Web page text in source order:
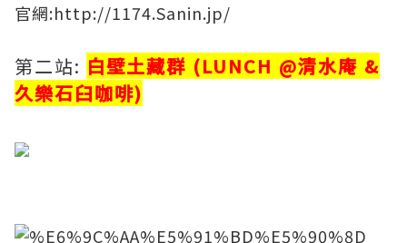
​官網:http://1174.Sanin.jp/
第二站: 白壁土藏群 (LUNCH @清水庵 &
久樂石臼咖啡)